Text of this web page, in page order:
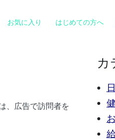
お気に入り はじめての方へ
、広告で訪問者を
カ